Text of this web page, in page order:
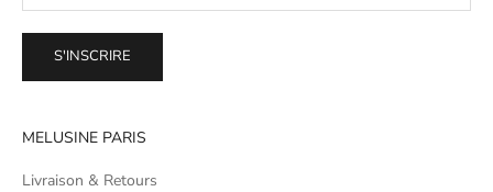
S'INSCRIRE
MELUSINE PARIS
Livraison & Retours